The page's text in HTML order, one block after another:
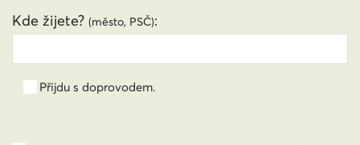
Kde žijete? (město, PSČ):
Přijdu s doprovodem.